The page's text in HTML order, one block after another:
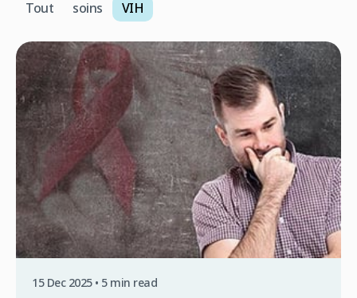
Tout soins VIH
15 Dec 2025 • 5 min read